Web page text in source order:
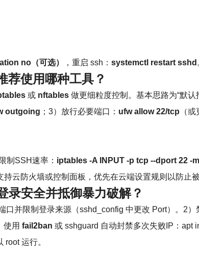
no（可选） ，重启 ssh： systemctl restart sshd
荐使用哪种工具？
或 nftables 做更细粒度控制。基本思路为“默
outgoing ；3）放行必要端口： ufw allow 22/tcp （
制SSH速率： iptables -A INPUT -p tcp --dport 22 -
云防火墙或控制面板，优先在云端设置规则以防止被
录安全并抵御暴力破解？
并限制登录来源（sshd_config 中更改 Port）。2）
使用 fail2ban 或 sshguard 自动封禁多次失败IP：apt
运行。